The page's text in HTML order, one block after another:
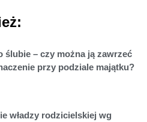
ślubie – czy można ją zawrzeć
przy podziale majątku?
władzy rodzicielskiej wg